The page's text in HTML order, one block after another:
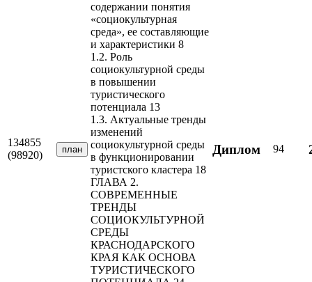
134855
(98920)
план
содержании понятия
«социокультурная
среда», ее составляющие
и характеристики 8
1.2. Роль
социокультурной среды
в повышении
туристического
потенциала 13
1.3. Актуальные тренды
изменений
социокультурной среды
в функционировании
туристского кластера 18
ГЛАВА 2.
СОВРЕМЕННЫЕ
ТРЕНДЫ
СОЦИОКУЛЬТУРНОЙ
СРЕДЫ
КРАСНОДАРСКОГО
КРАЯ КАК ОСНОВА
ТУРИСТИЧЕСКОГО
Диплом 94